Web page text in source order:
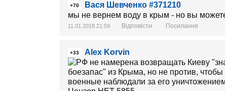
+70
Вася Шевченко #371210
мы не вернем воду в крым - но вы
11.01.2018 21:59 Відповісти Посилання
+33 Alex Korvin